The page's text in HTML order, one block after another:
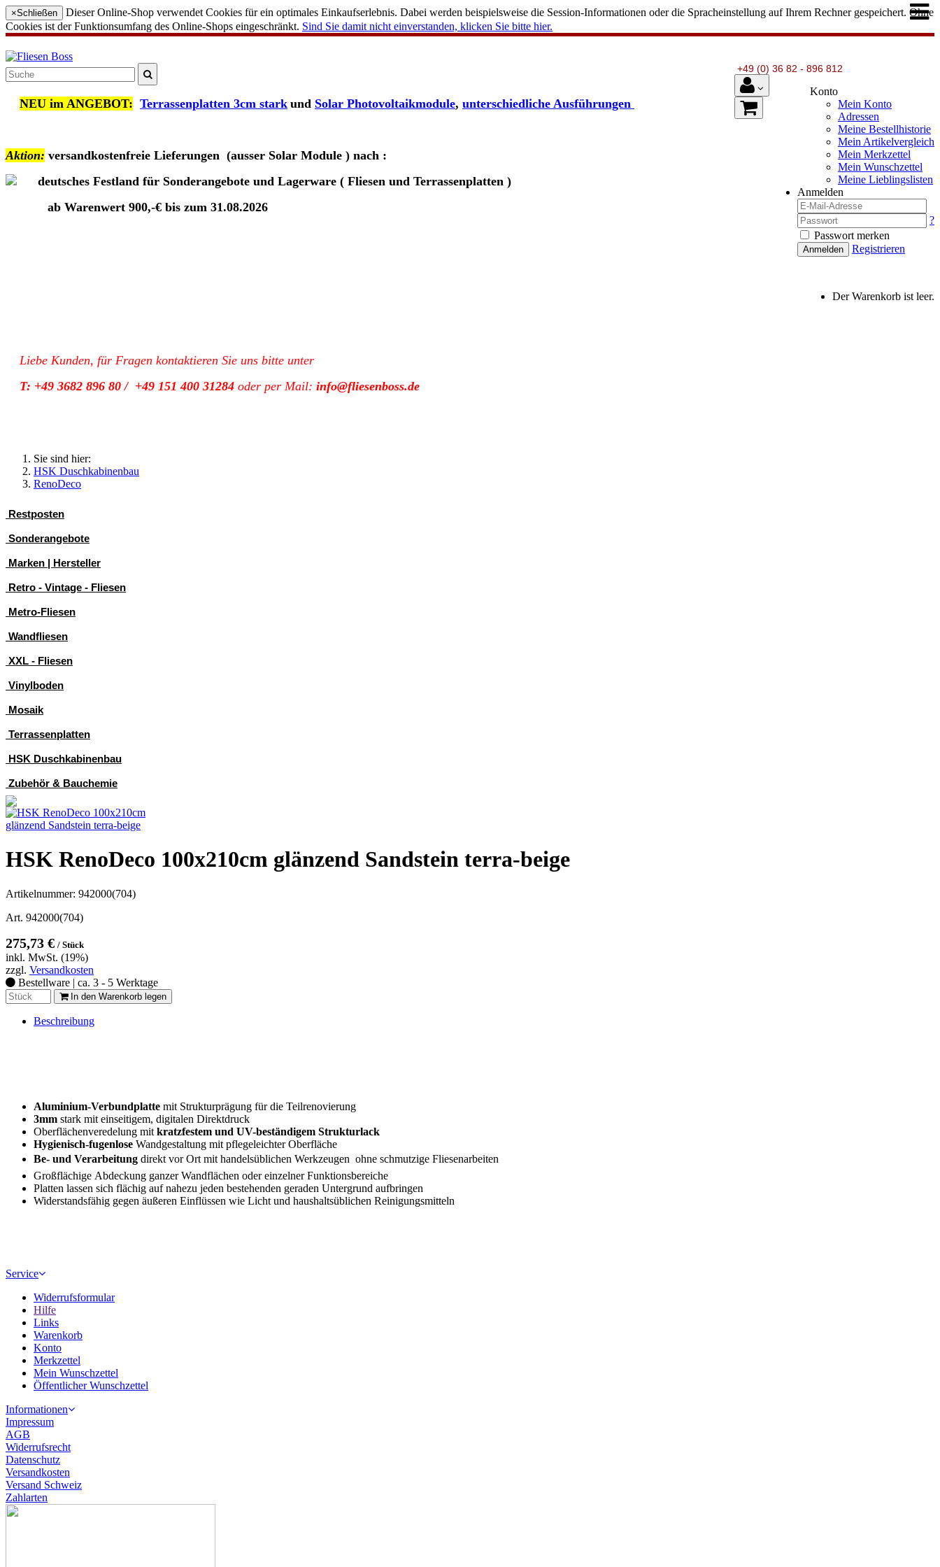
×Schließen
Dieser Online-Shop verwendet Cookies für ein optimales Einkaufserlebnis. Dabei werden beispielsweise die Session-Informationen oder die Spracheinstellung auf Ihrem Rechner gespeichert. Ohne
Cookies ist der Funktionsumfang des Online-Shops eingeschränkt. Sind Sie damit nicht einverstanden, klicken Sie bitte hier.
+49 (0) 36 82 - 896 812
Konto
Mein Konto
Adressen
Meine Bestellhistorie
Mein Artikelvergleich
Mein Merkzettel
Mein Wunschzettel
Meine Lieblingslisten
Anmelden
?
Passwort merken
Anmelden Registrieren
Der Warenkorb ist leer.
NEU im ANGEBOT: Terrassenplatten 3cm stark und Solar Photovoltaikmodule, unterschiedliche Ausführungen
Aktion: versandkostenfreie Lieferungen (ausser Solar Module ) nach :
deutsches Festland für Sonderangebote und Lagerware ( Fliesen und Terrassenplatten )
ab Warenwert 900,-€ bis zum 31.08.2026
Liebe Kunden, für Fragen kontaktieren Sie uns bitte unter
T: +49 3682 896 80 / +49 151 400 31284 oder per Mail: info@fliesenboss.de
Sie sind hier:
HSK Duschkabinenbau
RenoDeco
Restposten
Sonderangebote
Marken | Hersteller
Retro - Vintage - Fliesen
Metro-Fliesen
Wandfliesen
XXL - Fliesen
Vinylboden
Mosaik
Terrassenplatten
HSK Duschkabinenbau
Zubehör & Bauchemie
HSK RenoDeco 100x210cm glänzend Sandstein terra-beige
Artikelnummer: 942000(704)
Art. 942000(704)
275,73 € / Stück
inkl. MwSt. (19%)
zzgl. Versandkosten
Bestellware | ca. 3 - 5 Werktage
In den Warenkorb legen
Beschreibung
Aluminium-Verbundplatte mit Strukturprägung für die Teilrenovierung
3mm stark mit einseitigem, digitalen Direktdruck
Oberflächenveredelung mit kratzfestem und UV-beständigem Strukturlack
Hygienisch-fugenlose Wandgestaltung mit pflegeleichter Oberfläche
Be- und Verarbeitung direkt vor Ort mit handelsüblichen Werkzeugen  ohne schmutzige Fliesenarbeiten
Großflächige Abdeckung ganzer Wandflächen oder einzelner Funktionsbereiche
Platten lassen sich flächig auf nahezu jeden bestehenden geraden Untergrund aufbringen
Widerstandsfähig gegen äußeren Einflüssen wie Licht und haushaltsüblichen Reinigungsmitteln
Service
Widerrufsformular
Hilfe
Links
Warenkorb
Konto
Merkzettel
Mein Wunschzettel
Öffentlicher Wunschzettel
Informationen
Impressum
AGB
Widerrufsrecht
Datenschutz
Versandkosten
Versand Schweiz
Zahlarten